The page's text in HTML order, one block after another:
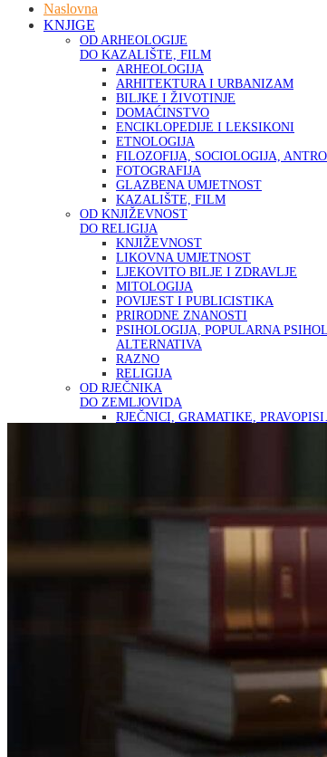
Naslovna
KNJIGE
OD ARHEOLOGIJE
DO KAZALIŠTE, FILM
ARHEOLOGIJA
ARHITEKTURA I URBANIZAM
BILJKE I ŽIVOTINJE
DOMAĆINSTVO
ENCIKLOPEDIJE I LEKSIKONI
ETNOLOGIJA
FILOZOFIJA, SOCIOLOGIJA,
FOTOGRAFIJA
GLAZBENA UMJETNOST
KAZALIŠTE, FILM
OD KNJIŽEVNOST
DO RELIGIJA
KNJIŽEVNOST
LIKOVNA UMJETNOST
LJEKOVITO BILJE I ZDRAVLJE
MITOLOGIJA
POVIJEST I PUBLICISTIKA
PRIRODNE ZNANOSTI
PSIHOLOGIJA, POPULARNA
ALTERNATIVA
RAZNO
RELIGIJA
OD RJEČNIKA
DO ZEMLJOVIDA
RJEČNICI, GRAMATIKE,
ZAGREB
Otkup knjiga